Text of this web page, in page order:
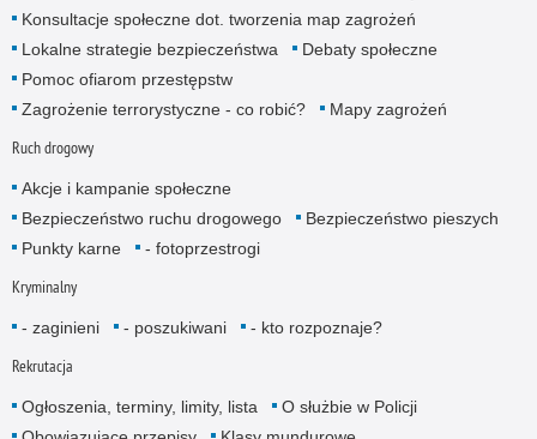
Konsultacje społeczne dot. tworzenia map zagrożeń
Lokalne strategie bezpieczeństwa
Debaty społeczne
Pomoc ofiarom przestępstw
Zagrożenie terrorystyczne - co robić?
Mapy zagrożeń
Ruch drogowy
Akcje i kampanie społeczne
Bezpieczeństwo ruchu drogowego
Bezpieczeństwo pieszych
Punkty karne
- fotoprzestrogi
Kryminalny
- zaginieni - poszukiwani - kto rozpoznaje?
Rekrutacja
Ogłoszenia, terminy, limity, lista
O służbie w Policji